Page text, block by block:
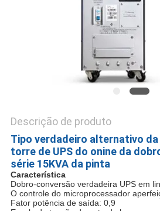
PRIVACIDADE
Descrição de produto
Tipo verdadeiro alternativo
torre de UPS do onine da
série 15KVA da pinta
Característica
Dobro-conversão verdadeira UPS em
O controle do microprocessador
Fator potência de saída: 0,9